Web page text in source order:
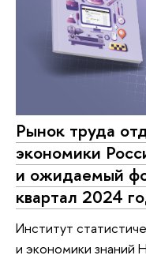
Рынок труда
экономики
и ожидаемый
квартал 2024
Институт
и экономики